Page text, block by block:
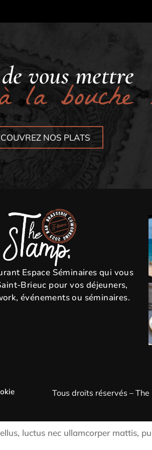
vous mettre
la bouche
NOS PLATS
Espace Séminaires qui vous
Brieuc pour vos déjeuners,
événements ou séminaires.
Tous droits réservés –
luctus nec ullamcorper mattis,